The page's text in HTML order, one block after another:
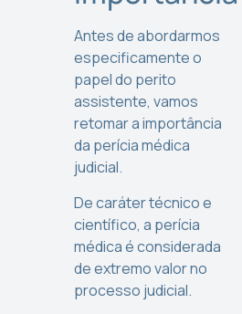
Antes de abordarmos
especificamente o
papel do perito
assistente, vamos
retomar a importância
da perícia médica
judicial.
De caráter técnico e
científico, a perícia
médica é considerada
de extremo valor no
processo judicial.